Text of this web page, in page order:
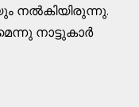
നല്‍കിയിരുന്നു.
നാട്ടുകാര്‍